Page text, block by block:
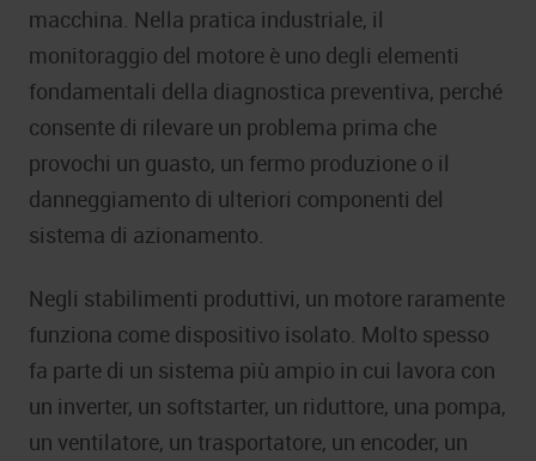
macchina. Nella pratica industriale, il
monitoraggio del motore è uno degli elementi
fondamentali della diagnostica preventiva, perché
consente di rilevare un problema prima che
provochi un guasto, un fermo produzione o il
danneggiamento di ulteriori componenti del
sistema di azionamento.
Negli stabilimenti produttivi, un motore raramente
funziona come dispositivo isolato. Molto spesso
fa parte di un sistema più ampio in cui lavora con
un inverter, un softstarter, un riduttore, una pompa,
un ventilatore, un trasportatore, un encoder, un